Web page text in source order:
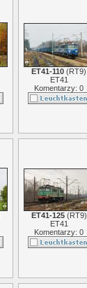
ET41-110 (RT9)
ET41
Komentarzy: 0
ET41-125(RT9)
ET41
Komentarzy: 0